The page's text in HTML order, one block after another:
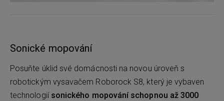
Sonické mopování
Posuňte úklid své domácnosti na novou úroveň s
robotickým vysavačem Roborock S8, který je vybaven
technologií sonického mopování schopnou až 3000